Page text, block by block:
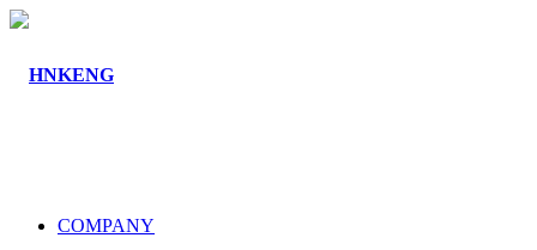
COMPANY